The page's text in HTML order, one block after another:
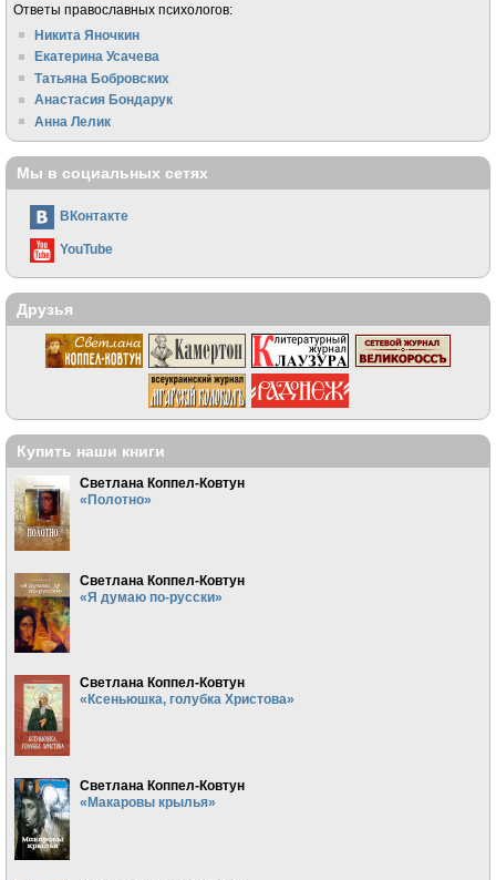
Ответы православных психологов:
Никита Яночкин
Екатерина Усачева
Татьяна Бобровских
Анастасия Бондарук
Анна Лелик
Мы в социальных сетях
ВКонтакте
YouTube
Друзья
Купить наши книги
Светлана Коппел-Ковтун
«Полотно»
Светлана Коппел-Ковтун
«Я думаю по-русски»
Светлана Коппел-Ковтун
«Ксеньюшка, голубка Христова»
Светлана Коппел-Ковтун
«Макаровы крылья»